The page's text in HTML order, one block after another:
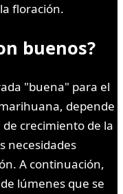
floración.
buenos?
"buena" para el
depende
crecimiento de la
necesidades
A continuación,
lúmenes que se